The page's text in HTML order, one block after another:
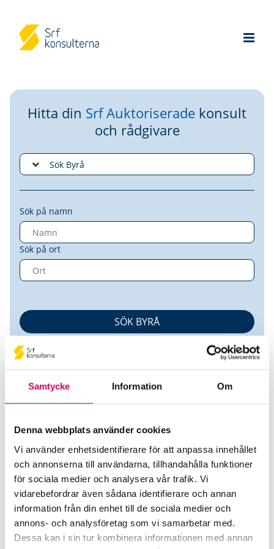
Samtycke Information Om
Denna webbplats använder cookies
Vi använder enhetsidentifierare för att anpassa innehållet
och annonserna till användarna, tillhandahålla funktioner
för sociala medier och analysera vår trafik. Vi
vidarebefordrar även sådana identifierare och annan
information från din enhet till de sociala medier och
annons- och analysföretag som vi samarbetar med.
Dessa kan i sin tur kombinera informationen med annan
Hitta din Srf Auktoriserade konsult
och rådgivare
Sök på namn
Sök på ort
Revisor Peter Jonzon AB
Srf Auktoriserade konsulter
Mirjeta Morina
Auktoriserad Redovisningskonsult
Skicka e-post
040-608 20 62